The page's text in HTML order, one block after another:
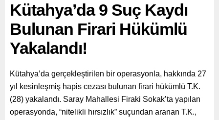
Kütahya’da 9 Suç Kaydı
Bulunan Firari Hükümlü
Yakalandı!
Kütahya’da gerçekleştirilen bir operasyonla, hakkında 27
yıl kesinleşmiş hapis cezası bulunan firari hükümlü T.K.
(28) yakalandı. Saray Mahallesi Firaki Sokak’ta yapılan
operasyonda, “nitelikli hırsızlık” suçundan aranan T.K.,